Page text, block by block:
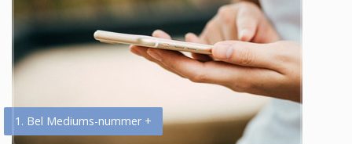
1. Bel Mediums-nummer +